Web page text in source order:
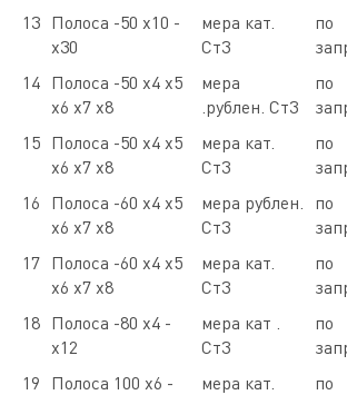
13 Полоса -50 х10 -
х30
мера кат.
Ст3
по
14 Полоса -50 х4 х5
х6 х7 х8
мера
.рублен. Ст3
по
15 Полоса -50 х4 х5
х6 х7 х8
мера кат.
Ст3
по
16 Полоса -60 х4 х5
х6 х7 х8
мера рублен.
Ст3
по
17 Полоса -60 х4 х5
х6 х7 х8
мера кат.
Ст3
по
18 Полоса -80 х4 -
х12
мера кат .
Ст3
по
19 Полоса 100 х6 -
мера кат.
по